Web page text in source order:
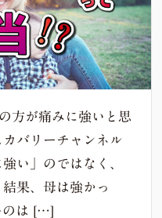
方が痛みに強いと思
バリーチャンネル
い」のではなく、
果、母は強かっ
のは […]